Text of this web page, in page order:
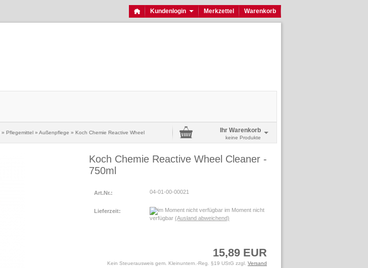
Kundenlogin Merkzettel Warenkorb
» Pflegemittel » Außenpflege » Koch Chemie Reactive Wheel
Ihr Warenkorb
keine Produkte
Koch Chemie Reactive Wheel Cleaner -
750ml
Art.Nr.: 04-01-00-00021
Lieferzeit:
im Moment nicht
verfügbar (Ausland abweichend)
15,89 EUR
Kein Steuerausweis gem. Kleinuntern.-Reg. §19 UStG zzgl. Versand